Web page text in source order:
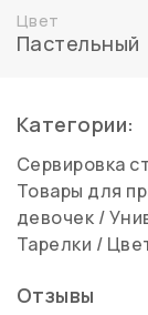
Цвет
Пастельный
Категории:
Сервировка
Товары для
девочек /
Тарелки /
Отзывы